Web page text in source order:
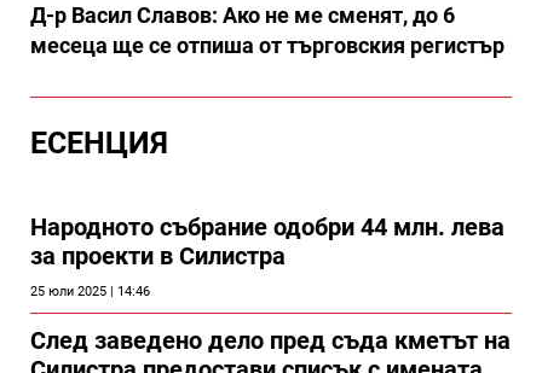
Д-р Васил Славов: Ако не ме сменят, до 6
месеца ще се отпиша от търговския регистър
ЕСЕНЦИЯ
Народното събрание одобри 44 млн. лева
за проекти в Силистра
25 юли 2025 | 14:46
След заведено дело пред съда кметът на